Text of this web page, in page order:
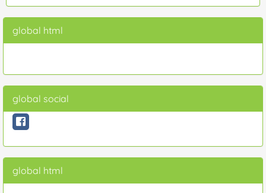
global html
global social
global html